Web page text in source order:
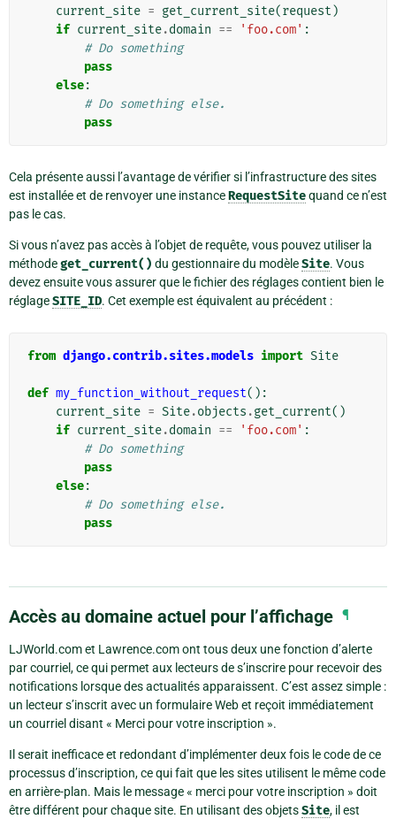
current_site = get_current_site(request )
if current_site.domain == 'foo.com' :
# Do something
pass
else:
# Do something else.
pass
Cela présente aussi l’avantage de vérifier si l’infrastructure des sites
est installée et de renvoyer une instanceRequestSitequand ce n’est
pas le cas.
Si vous n’avez pas accès à l’objet de requête, vous pouvez utiliser la
méthodeget_current() du gestionnaire du modèleSite. Vous
devez ensuite vous assurer que le fichier des réglages contient bien le
réglageSITE_ID. Cet exemple est équivalent au précédent :
from django.contrib.sites.models import Site
def my_function_without_request():
current_site = Site.objects .get_current()
if current_site.domain == 'foo.com' :
# Do something
pass
else:
# Do something else.
pass
Accès au domaine actuel pour l’affichage ¶
LJWorld.com et Lawrence.com ont tous deux une fonction d’alerte
par courriel, ce qui permet aux lecteurs de s’inscrire pour recevoir des
notifications lorsque des actualités apparaissent. C’est assez simple :
un lecteur s’inscrit avec un formulaire Web et reçoit immédiatement
un courriel disant « Merci pour votre inscription ».
Il serait inefficace et redondant d’implémenter deux fois le code de ce
processus d’inscription, ce qui fait que les sites utilisent le même code
en arrière-plan. Mais le message « merci pour votre inscription » doit
être différent pour chaque site. En utilisant des objetsSite, il est